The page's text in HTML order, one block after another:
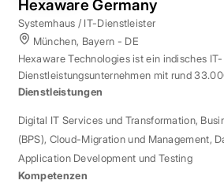
Hexaware Germany
Systemhaus / IT-Dienstleister
München, Bayern - DE
Hexaware Technologies ist ein indisches IT-
Dienstleistungsunternehmen mit rund
Standort München für Automatisierung und
Dienstleistungen
Digital IT Services und Transformation,
(BPS), Cloud-Migration und Management,
Application Development und Testing
Kompetenzen